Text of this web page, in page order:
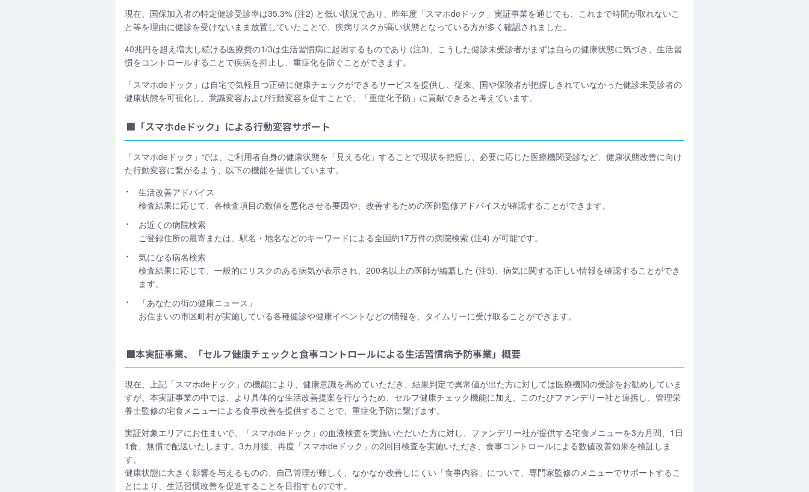
現在、国保加入者の特定健診受診率は35.3% (注2) と低い状況であり、昨年度「スマホdeドック」実証事業を通じても、これまで時間が取れないこ
と等を理由に健診を受けないまま放置していたことで、疾病リスクが高い状態となっている方が多く確認されました。
40兆円を超え増大し続ける医療費の1/3は生活習慣病に起因するものであり (注3)、こうした健診未受診者がまずは自らの健康状態に気づき、生活習
慣をコントロールすることで疾病を抑止し、重症化を防ぐことができます。
「スマホdeドック」は自宅で気軽且つ正確に健康チェックができるサービスを提供し、従来、国や保険者が把握しきれていなかった健診未受診者の
健康状態を可視化し、意識変容および行動変容を促すことで、「重症化予防」に貢献できると考えています。
■「スマホdeドック」による行動変容サポート
「スマホdeドック」では、ご利用者自身の健康状態を「見える化」することで現状を把握し、必要に応じた医療機関受診など、健康状態改善に向け
た行動変容に繋がるよう、以下の機能を提供しています。
生活改善アドバイス
検査結果に応じて、各検査項目の数値を悪化させる要因や、改善するための医師監修アドバイスが確認することができます。
お近くの病院検索
ご登録住所の最寄または、駅名・地名などのキーワードによる全国約17万件の病院検索 (注4) が可能です。
気になる病名検索
検査結果に応じて、一般的にリスクのある病気が表示され、200名以上の医師が編纂した (注5)、病気に関する正しい情報を確認することができ
ます。
「あなたの街の健康ニュース」
お住まいの市区町村が実施している各種健診や健康イベントなどの情報を、タイムリーに受け取ることができます。
■本実証事業、「セルフ健康チェックと食事コントロールによる生活習慣病予防事業」概要
現在、上記「スマホdeドック」の機能により、健康意識を高めていただき、結果判定で異常値が出た方に対しては医療機関の受診をお勧めしていま
すが、本実証事業の中では、より具体的な生活改善提案を行なうため、セルフ健康チェック機能に加え、このたびファンデリー社と連携し、管理栄
養士監修の宅食メニューによる食事改善を提供することで、重症化予防に繋げます。
実証対象エリアにお住まいで、「スマホdeドック」の血液検査を実施いただいた方に対し、ファンデリー社が提供する宅食メニューを3カ月間、1日
1食、無償で配送いたします。3カ月後、再度「スマホdeドック」の2回目検査を実施いただき、食事コントロールによる数値改善効果を検証しま
す。
健康状態に大きく影響を与えるものの、自己管理が難しく、なかなか改善しにくい「食事内容」について、専門家監修のメニューでサポートするこ
とにより、生活習慣改善を促進することを目指すものです。